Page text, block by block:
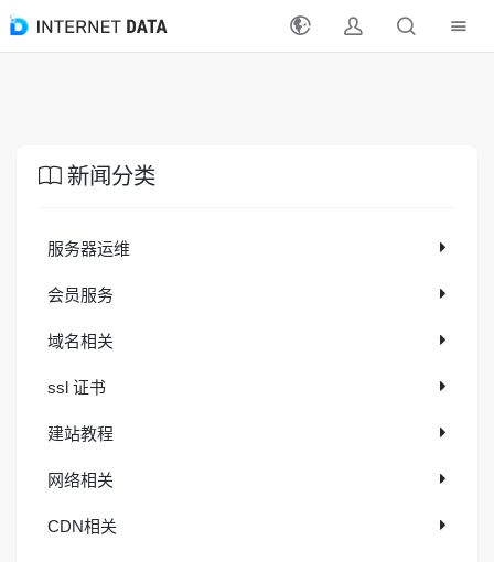
解决方案
新闻分类
服务器运维
会员服务
域名相关
ssl 证书
建站教程
网络相关
CDN相关